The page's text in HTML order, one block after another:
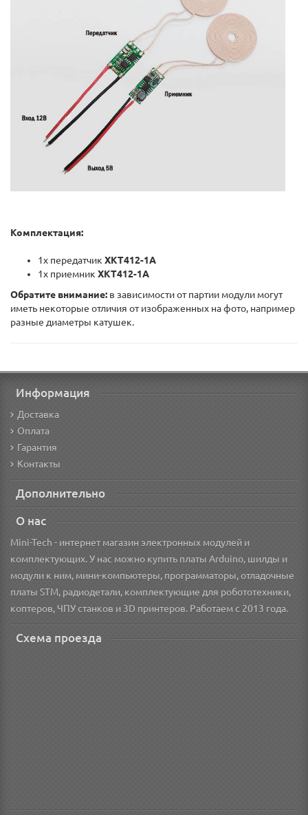
Комплектация:
1x передатчик XKT412-1A
1х приемник XKT412-1A
Обратите внимание: в зависимости от партии модули могут
иметь некоторые отличия от изображенных на фото, например
разные диаметры катушек.
Информация
Доставка
Оплата
Гарантия
Контакты
Дополнительно
О нас
Mini-Tech - интернет магазин электронных модулей и
комплектующих. У нас можно купить платы Arduino, шилды и
модули к ним, мини-компьютеры, программаторы, отладочные
платы STM, радиодетали, комплектующие для робототехники,
коптеров, ЧПУ станков и 3D принтеров. Работаем с 2013 года.
Схема проезда